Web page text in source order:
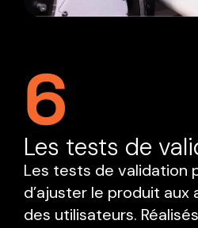
6
Les tests de
Les tests de validation
d’ajuster le produit
des utilisateurs.